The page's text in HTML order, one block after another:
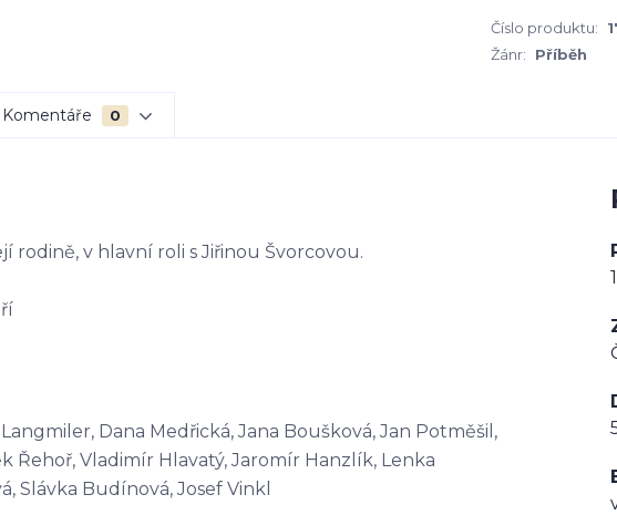
Číslo produktu:
Žánr:
Příběh
Komentáře 0
rodině, v hlavní roli s Jiřinou Švorcovou.
Dana Medřická, Jana Boušková, Jan Potměšil,
Řehoř, Vladimír Hlavatý, Jaromír Hanzlík, Lenka
Slávka Budínová, Josef Vinkl